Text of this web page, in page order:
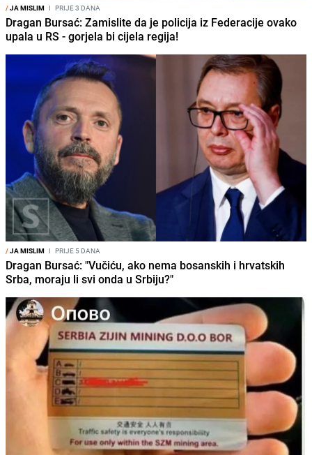
/JA MISLIM I PRIJE 3 DANA
Dragan Bursać: Zamislite da je policija iz Federacije ovako
upala u RS - gorjela bi cijela regija!
/JA MISLIM I PRIJE 5 DANA
Dragan Bursać: "Vučiću, ako nema bosanskih i hrvatskih
Srba, moraju li svi onda u Srbiju?"